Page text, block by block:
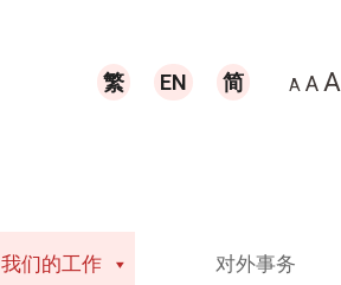
繁 EN 简 A A A
我们的工作 对外事务